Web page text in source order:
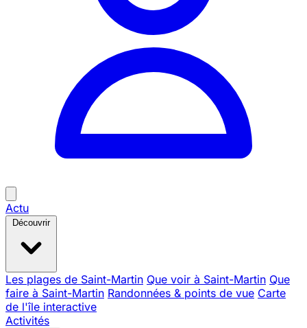
Actu
Découvrir
Les plages de Saint-Martin Que voir à Saint-Martin Que
faire à Saint-Martin Randonnées & points de vue Carte
de l'île interactive
Activités